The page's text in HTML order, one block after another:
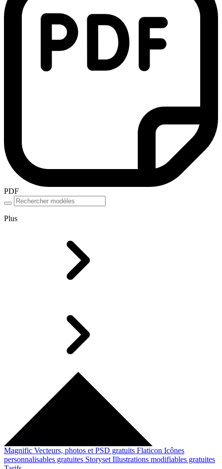
PDF
Plus
Magnific Vecteurs, photos et PSD gratuits Flaticon Icônes
personnalisables gratuites Storyset Illustrations modifiables gratuites